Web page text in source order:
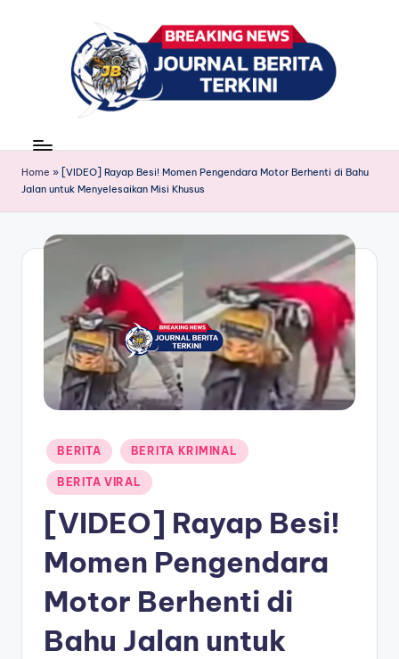
r
n
a
ri
news
Home » [VIDEO] Rayap Besi! Momen Pengendara Motor Berhenti di Bahu
Jalan untuk Menyelesaikan Misi Khusus
Posted
in
BERITA BERITA KRIMINAL
BERITA VIRAL
[VIDEO] Rayap Besi!
Momen Pengendara
Motor Berhenti di
Bahu Jalan untuk